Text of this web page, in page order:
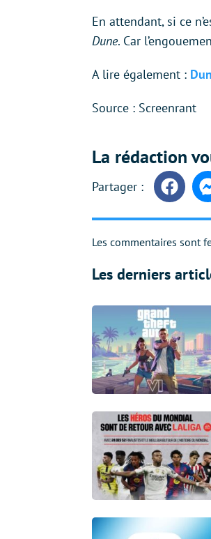
En attendant, si ce
Dune. Car
A lire également :
Source : Screenrant
La rédaction
Les commentaires sont
Les derniers